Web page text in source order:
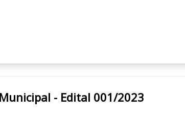
Prefeitura Municipal - Edital 001/2023